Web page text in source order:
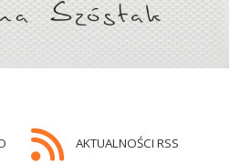
AKTUALNOŚCI RSS